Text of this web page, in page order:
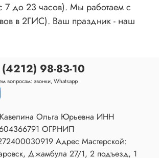
7 до 23 часов). Мы работаем с
в 2ГИС). Ваш праздник - наш
98-83-10
вопросам: звонки, Whatsapp
Ольга Юрьевна ИНН
ОГРНИП
Адрес Мастерской:
Джамбула 27/1, 2 подъезд, 1